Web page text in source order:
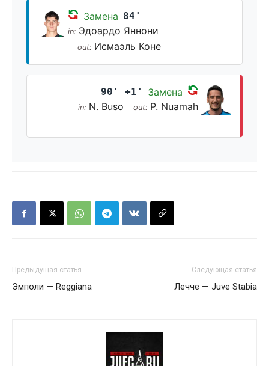
Замена 84'
in: Эдоардо Яннони
out: Исмаэль Коне
90' +1' Замена
in: N. Buso out: P. Nuamah
Предыдущая статья
Эмполи — Reggiana
Следующая статья
Лечче — Juve Stabia